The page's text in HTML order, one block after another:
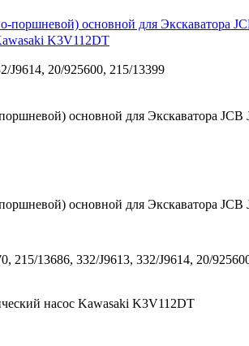
K3V112DT
J9614, 20/925600, 215/13399
основной для Экскаватора JCB
основной для Экскаватора JCB
215/13686, 332/J9613, 332/J9614, 20/
насос Kawasaki K3V112DT